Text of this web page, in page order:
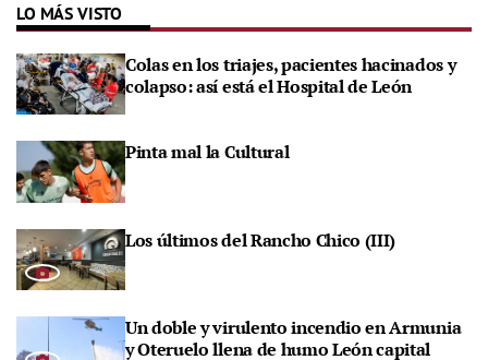
LO MÁS VISTO
Colas en los triajes, pacientes hacinados y
colapso: así está el Hospital de León
Pinta mal la Cultural
Los últimos del Rancho Chico (III)
Un doble y virulento incendio en Armunia
y Oteruelo llena de humo León capital